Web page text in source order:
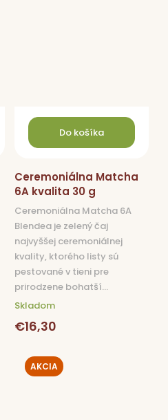
Do košíka
€16,30
Skladom
Ceremoniálna Matcha
6A kvalita 30 g
Ceremoniálna Matcha 6A
Blendea je zelený čaj
najvyššej ceremoniálnej
kvality, ktorého listy sú
pestované v tieni pre
prirodzene bohatší...
AKCIA